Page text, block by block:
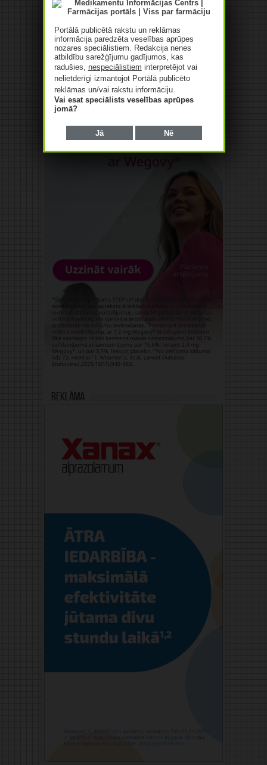
Reklāma
Reklāma
Portālā publicētā rakstu un reklāmas
informācija paredzēta veselības aprūpes
nozares speciālistiem. Redakcija nenes
atbildību sarežģījumu gadījumos, kas
radušies, nespeciālistiem interpretējot vai
nelietderīgi izmantojot Portālā publicēto
reklāmas un/vai rakstu informāciju.
Vai esat speciālists veselības aprūpes
jomā?
Jā Nē